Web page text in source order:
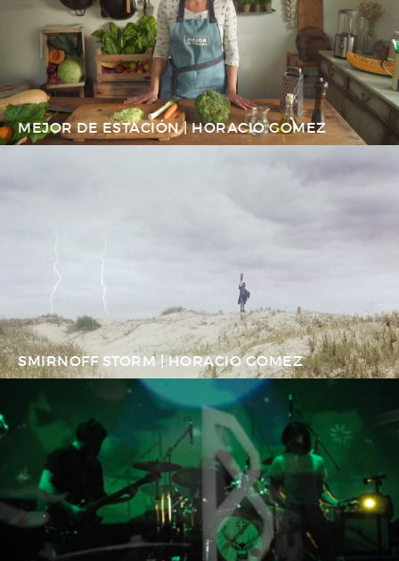
MEJOR DE ESTACIÓN | HORACIO GOMEZ
SMIRNOFF STORM | HORACIO GOMEZ